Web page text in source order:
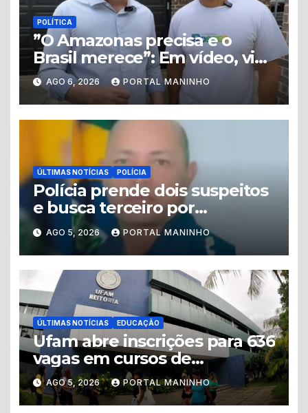
POLÍTICA
”O Amazonas precisa e o
Brasil merece”: Em vídeo, vice
de Flávio Bolsonaro declara
apoio a Coronel Rosses
AGO 6, 2026 PORTAL MANINHO
ÚLTIMAS NOTÍCIAS POLÍCIA
Polícia prende dois suspeitos
e busca terceiro por
homicídio de guarda
municipal em Tabatinga
AGO 5, 2026 PORTAL MANINHO
ÚLTIMAS NOTÍCIAS EDUCAÇÃO
Ufam abre inscrições para 636
vagas em cursos de
graduação no interior do
Amazonas
AGO 5, 2026 PORTAL MANINHO